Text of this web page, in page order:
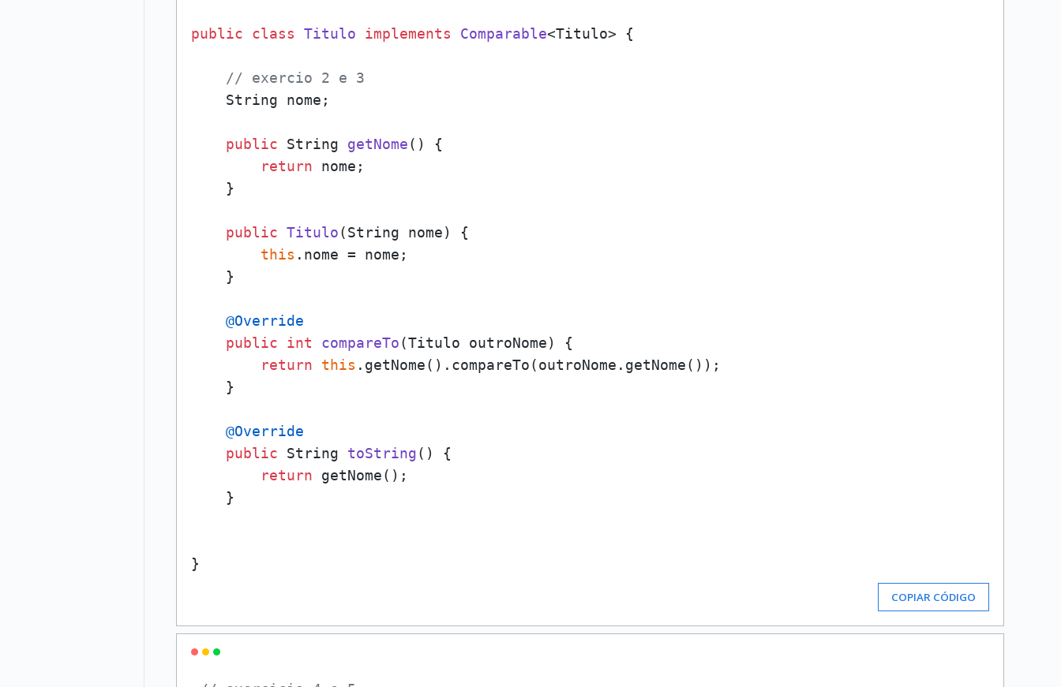
public class Titulo implements Comparable<Titulo> {
// exercio 2 e 3
    String nome;
public String getNome()
{
return nome;
    }
public Titulo(String nome)
{
this .nome = nome;
    }
@Override
public
int compareTo(Titulo outroNome)
{
return
this .getNome().compareTo(outroNome.getNome());
    }
@Override
public String toString()
{
return getNome();
    }
COPIAR CÓDIGO